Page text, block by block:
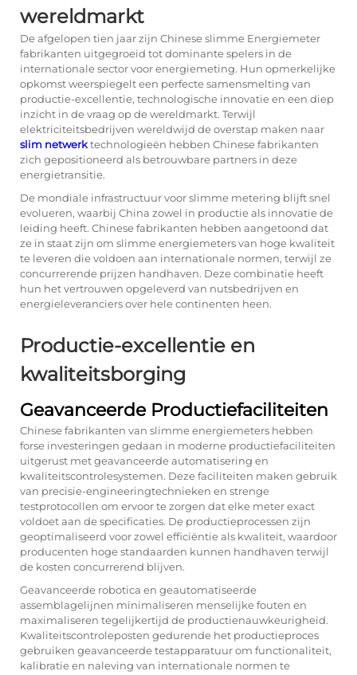
wereldmarkt
De afgelopen tien jaar zijn Chineseslimme Energiemeter
fabrikanten uitgegroeid tot dominante spelers in de
internationale sector voor energiemeting. Hun opmerkelijke
opkomst weerspiegelt een perfecte samensmelting van
productie-excellentie, technologische innovatie en een diep
inzicht in de vraag op de wereldmarkt. Terwijl
elektriciteitsbedrijven wereldwijd de overstap maken naar
slim netwerktechnologieën hebben Chinese fabrikanten
zich gepositioneerd als betrouwbare partners in deze
energietransitie.
De mondiale infrastructuur voor slimme metering blijft snel
evolueren, waarbij China zowel in productie als innovatie de
leiding heeft. Chinese fabrikanten hebben aangetoond dat
ze in staat zijn om slimme energiemeters van hoge kwaliteit
te leveren die voldoen aan internationale normen, terwijl ze
concurrerende prijzen handhaven. Deze combinatie heeft
hun het vertrouwen opgeleverd van nutsbedrijven en
energieleveranciers over hele continenten heen.
Productie-excellentie en
kwaliteitsborging
Geavanceerde Productiefaciliteiten
Chinese fabrikanten van slimme energiemeters hebben
forse investeringen gedaan in moderne productiefaciliteiten
uitgerust met geavanceerde automatisering en
kwaliteitscontrolesystemen. Deze faciliteiten maken gebruik
van precisie-engineeringtechnieken en strenge
testprotocollen om ervoor te zorgen dat elke meter exact
voldoet aan de specificaties. De productieprocessen zijn
geoptimaliseerd voor zowel efficiëntie als kwaliteit, waardoor
producenten hoge standaarden kunnen handhaven terwijl
de kosten concurrerend blijven.
Geavanceerde robotica en geautomatiseerde
assemblagelijnen minimaliseren menselijke fouten en
maximaliseren tegelijkertijd de productienauwkeurigheid.
Kwaliteitscontroleposten gedurende het productieproces
gebruiken geavanceerde testapparatuur om functionaliteit,
kalibratie en naleving van internationale normen te